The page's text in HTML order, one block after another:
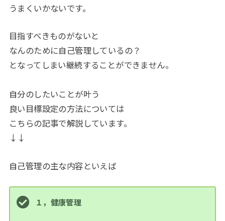
うまくいかないです。
目指すべきものがないと
なんのために自己管理しているの？
となってしまい継続することができません。
自分のしたいことが叶う
良い目標設定の方法については
こちらの記事で解説しています。
↓↓
自己管理の主な内容といえば
１，健康管理